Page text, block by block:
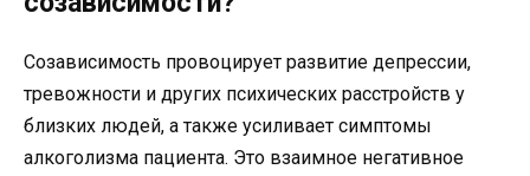
Созависимость провоцирует развитие депрессии,
тревожности и других психических расстройств у
близких людей, а также усиливает симптомы
алкоголизма пациента. Это взаимное негативное